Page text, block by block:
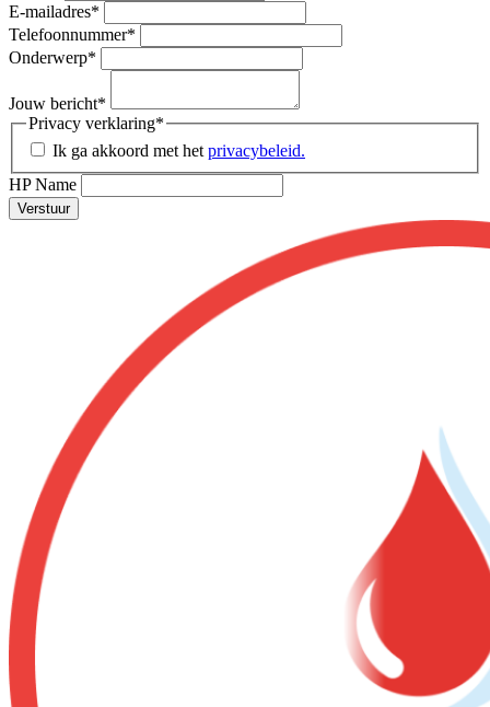
E-mailadres*
Telefoonnummer*
Onderwerp*
Jouw bericht*
Privacy verklaring*
Ik ga akkoord met hetprivacybeleid.
HP Name
Verstuur